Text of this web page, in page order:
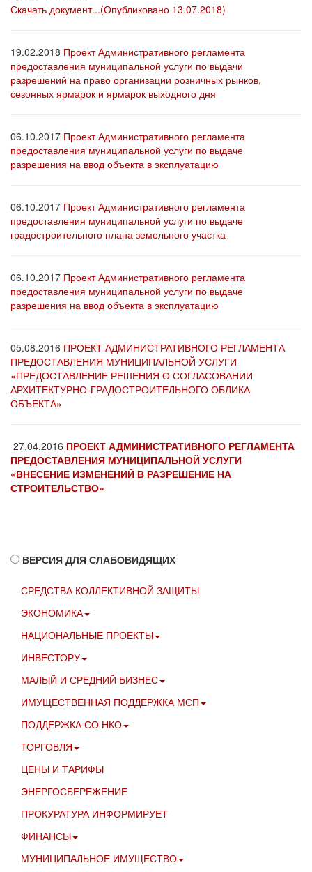
Скачать документ...(Опубликовано 13.07.2018)
19.02.2018 Проект Административного регламента
предоставления муниципальной услуги по выдачи
разрешений на право организации розничных рынков,
сезонных ярмарок и ярмарок выходного дня
06.10.2017 Проект Административного регламента
предоставления муниципальной услуги по выдаче
разрешения на ввод объекта в эксплуатацию
06.10.2017 Проект Административного регламента
предоставления муниципальной услуги по выдаче
градостроительного плана земельного участка
06.10.2017 Проект Административного регламента
предоставления муниципальной услуги по выдаче
разрешения на ввод объекта в эксплуатацию
05.08.2016 ПРОЕКТ АДМИНИСТРАТИВНОГО РЕГЛАМЕНТА
ПРЕДОСТАВЛЕНИЯ МУНИЦИПАЛЬНОЙ УСЛУГИ
«ПРЕДОСТАВЛЕНИЕ РЕШЕНИЯ О СОГЛАСОВАНИИ
АРХИТЕКТУРНО-ГРАДОСТРОИТЕЛЬНОГО ОБЛИКА
ОБЪЕКТА»
27.04.2016 ПРОЕКТ АДМИНИСТРАТИВНОГО РЕГЛАМЕНТА
ПРЕДОСТАВЛЕНИЯ МУНИЦИПАЛЬНОЙ УСЛУГИ
«ВНЕСЕНИЕ ИЗМЕНЕНИЙ В РАЗРЕШЕНИЕ НА
СТРОИТЕЛЬСТВО»
ВЕРСИЯ ДЛЯ СЛАБОВИДЯЩИХ
СРЕДСТВА КОЛЛЕКТИВНОЙ ЗАЩИТЫ
ЭКОНОМИКА
НАЦИОНАЛЬНЫЕ ПРОЕКТЫ
ИНВЕСТОРУ
МАЛЫЙ И СРЕДНИЙ БИЗНЕС
ИМУЩЕСТВЕННАЯ ПОДДЕРЖКА МСП
ПОДДЕРЖКА СО НКО
ТОРГОВЛЯ
ЦЕНЫ И ТАРИФЫ
ЭНЕРГОСБЕРЕЖЕНИЕ
ПРОКУРАТУРА ИНФОРМИРУЕТ
ФИНАНСЫ
МУНИЦИПАЛЬНОЕ ИМУЩЕСТВО